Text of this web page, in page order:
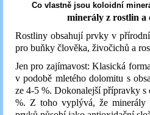
Co vlastně jsou koloidní
minerály z rostlin a
Rostliny obsahují prvky v
pro buňky člověka, živočichů a
Jen pro zajímavost: Klasická
v podobě mletého dolomitu s
ze 4-5 %. Dokonalejší přípravky
%. Z toho vyplývá, že minerály